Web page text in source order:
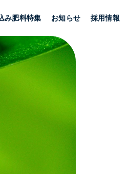
み肥料特集 お知らせ 採用情報